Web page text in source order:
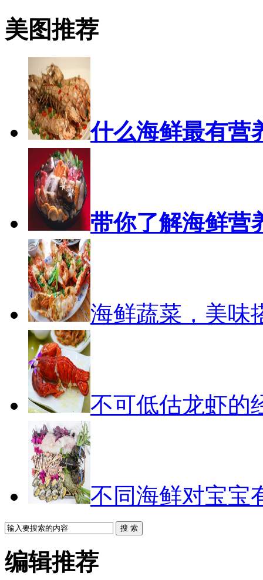
美图推荐
什么海鲜最有营
带你了解海鲜营
海鲜蔬菜，美味
不可低估龙虾的
不同海鲜对宝宝
搜 索
编辑推荐